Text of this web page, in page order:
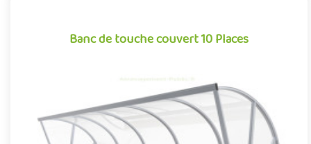
Banc de touche couvert 10 Places
Banc de touche couvert 10 Places
Banc de touche monobloc surmonté d’un toit en auvent, cet abri,
pouvant accueillir jusqu’à 10 personnes, a été conçu et optim..